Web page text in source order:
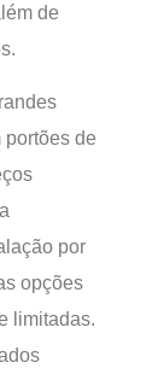
de
portões de
por
opções
limitadas.